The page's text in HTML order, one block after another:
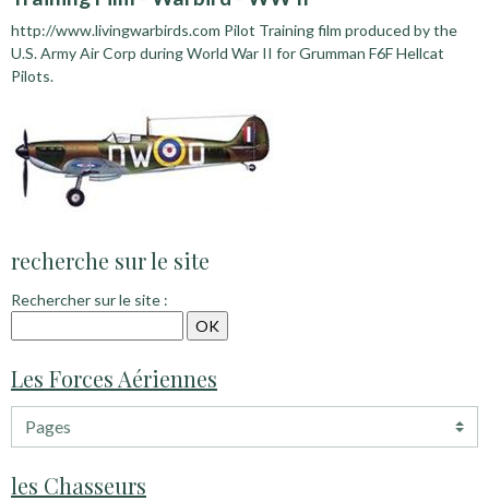
http://www.livingwarbirds.com Pilot Training film produced by the
U.S. Army Air Corp during World War II for Grumman F6F Hellcat
Pilots.
recherche sur le site
Rechercher sur le site :
Les Forces Aériennes
les Chasseurs